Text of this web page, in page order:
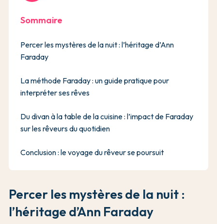
Percer les mystères de la nuit :
l’héritage d’Ann Faraday
Sommaire
Percer les mystères de la nuit : l’héritage d’Ann
Faraday
La méthode Faraday : un guide pratique pour
interpréter ses rêves
Du divan à la table de la cuisine : l’impact de Faraday
sur les rêveurs du quotidien
Conclusion : le voyage du rêveur se poursuit